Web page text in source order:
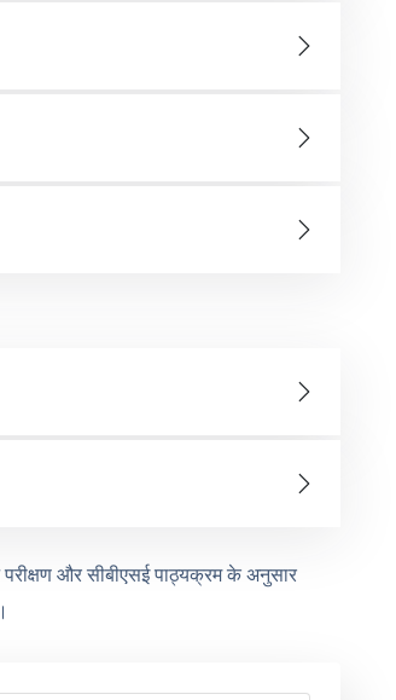
और सीबीएसई पाठ्यक्रम के अनुसार